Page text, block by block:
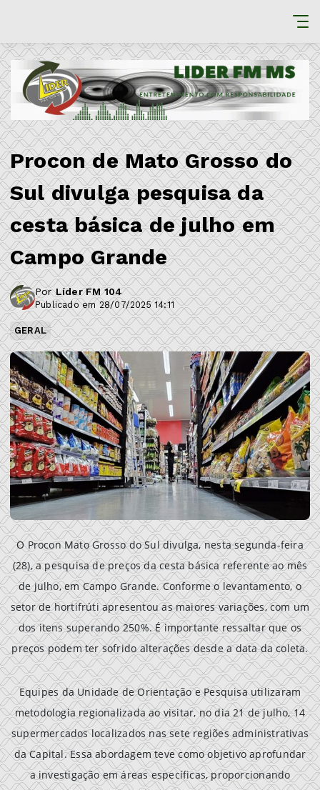
Procon de Mato Grosso do
Sul divulga pesquisa da
cesta básica de julho em
Campo Grande
PorLíder FM 104
Publicado em 28/07/2025 14:11
GERAL
O Procon Mato Grosso do Sul divulga, nesta segunda-feira
(28), a pesquisa de preços da cesta básica referente ao mês
de julho, em Campo Grande. Conforme o levantamento, o
setor de hortifrúti apresentou as maiores variações, com um
dos itens superando 250%. É importante ressaltar que os
preços podem ter sofrido alterações desde a data da coleta.
Equipes da Unidade de Orientação e Pesquisa utilizaram
metodologia regionalizada ao visitar, no dia 21 de julho, 14
supermercados localizados nas sete regiões administrativas
da Capital. Essa abordagem teve como objetivo aprofundar
a investigação em áreas específicas, proporcionando